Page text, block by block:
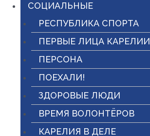
СОЦИАЛЬНЫЕ
РЕСПУБЛИКА СПОРТА
ПЕРВЫЕ ЛИЦА КАРЕЛИИ
ПЕРСОНА
ПОЕХАЛИ!
ЗДОРОВЫЕ ЛЮДИ
ВРЕМЯ ВОЛОНТЁРОВ
КАРЕЛИЯ В ДЕЛЕ